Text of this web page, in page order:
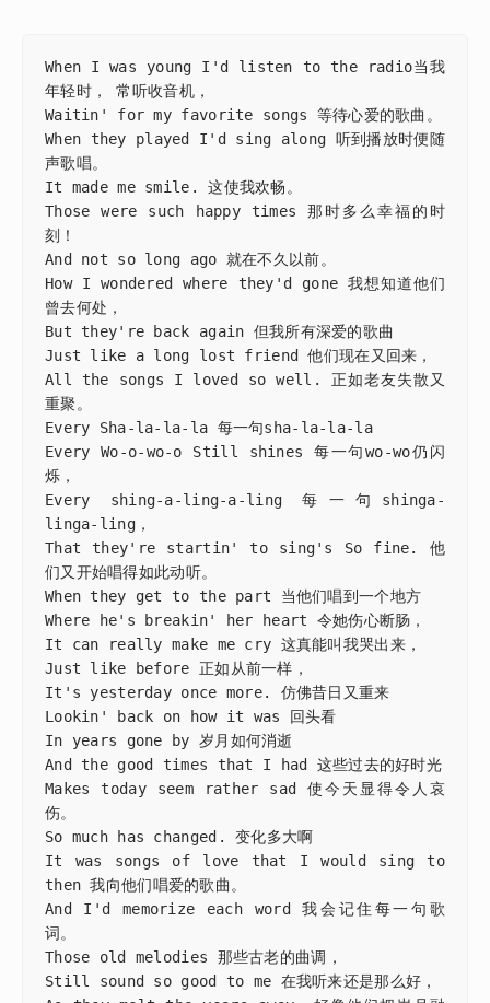
When I was young I'd listen to the radio当我
年轻时， 常听收音机，
Waitin' for my favorite songs 等待心爱的歌曲。
When they played I'd sing along 听到播放时便随
声歌唱。
It made me smile. 这使我欢畅。
Those were such happy times 那时多么幸福的时
刻！
And not so long ago 就在不久以前。
How I wondered where they'd gone 我想知道他们
曾去何处，
But they're back again 但我所有深爱的歌曲
Just like a long lost friend 他们现在又回来，
All the songs I loved so well. 正如老友失散又
重聚。
Every Sha-la-la-la 每一句sha-la-la-la
Every Wo-o-wo-o Still shines 每一句wo-wo仍闪
烁，
Every shing-a-ling-a-ling 每一句shinga-
linga-ling，
That they're startin' to sing's So fine. 他
们又开始唱得如此动听。
When they get to the part 当他们唱到一个地方
Where he's breakin' her heart 令她伤心断肠，
It can really make me cry 这真能叫我哭出来，
Just like before 正如从前一样，
It's yesterday once more. 仿佛昔日又重来
Lookin' back on how it was 回头看
In years gone by 岁月如何消逝
And the good times that I had 这些过去的好时光
Makes today seem rather sad 使今天显得令人哀
伤。
So much has changed. 变化多大啊
It was songs of love that I would sing to
then 我向他们唱爱的歌曲。
And I'd memorize each word 我会记住每一句歌
词。
Those old melodies 那些古老的曲调，
Still sound so good to me 在我听来还是那么好，